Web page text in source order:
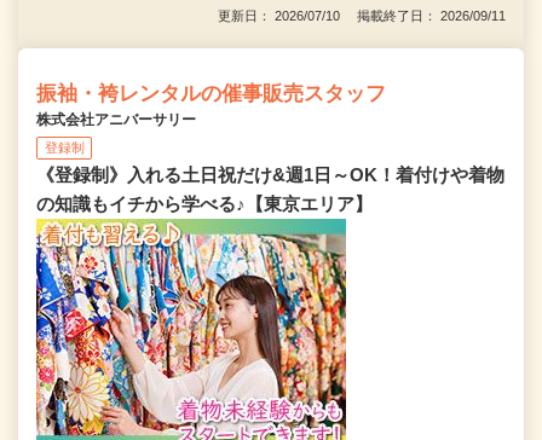
更新日： 2026/07/10 掲載終了日： 2026/09/11
振袖・袴レンタルの催事販売スタッフ
株式会社アニバーサリー
登録制
《登録制》入れる土日祝だけ&週1日～OK！着付けや着物
の知識もイチから学べる♪【東京エリア】